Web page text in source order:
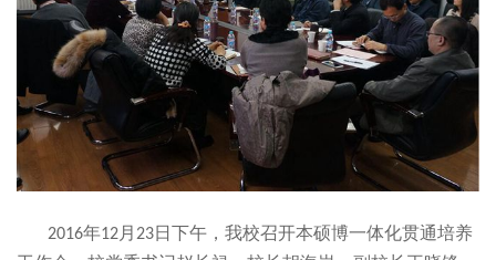
2016年12月 23日下午，我校召开本硕博一体化贯通培养